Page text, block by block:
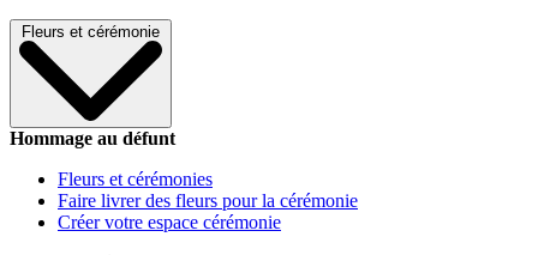
Fleurs et cérémonie
Hommage au défunt
Fleurs et cérémonies
Faire livrer des fleurs pour la cérémonie
Créer votre espace cérémonie